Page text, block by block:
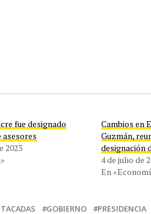
fue designado
asesores
2023
Cambios en
Guzmán,
designación
4 de julio de
En
GOBIERNO PRESIDENCIA